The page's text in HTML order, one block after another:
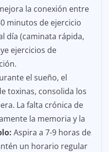
la conexión entre
minutos de ejercicio
día (caminata rápida,
ejercicios de
el sueño, el
toxinas, consolida los
La falta crónica de
la memoria y la
Aspira a 7-9 horas de
un horario regular